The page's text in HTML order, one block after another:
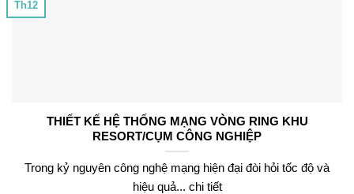
THIẾT KẾ HỆ THỐNG MẠNG VÒNG RING KHU
RESORT/CỤM CÔNG NGHIỆP
Trong kỷ nguyên công nghệ mạng hiện đại đòi hỏi tốc độ và
hiệu quả... chi tiết
Th12